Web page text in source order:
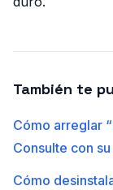
También te
Cómo arreglar
Consulte con
Cómo